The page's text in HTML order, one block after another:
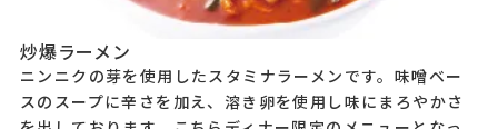
炒爆ラーメン
ニンニクの芽を使用したスタミナラーメンです。味噌ベー
スのスープに辛さを加え、溶き卵を使用し味にまろやかさ